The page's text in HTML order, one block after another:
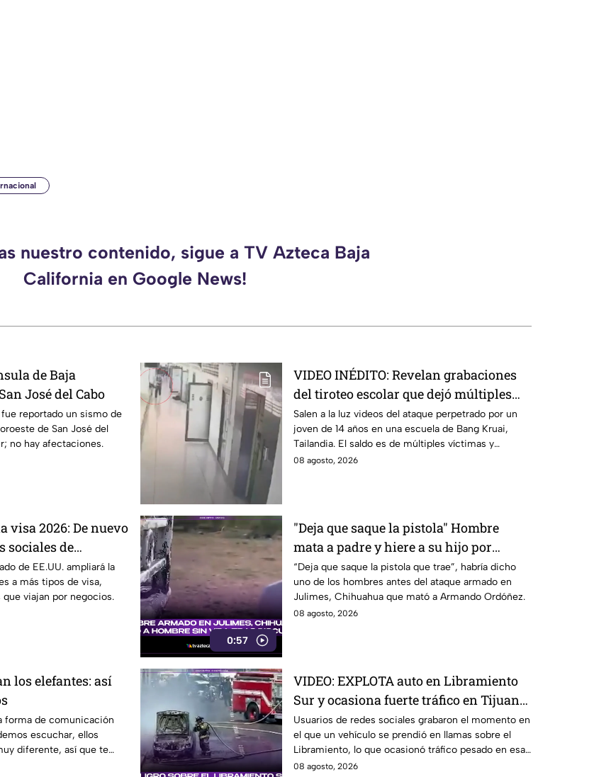
nuestro contenido, sigue a TV Azteca Baja
California en Google News!
de Baja
José del Cabo
reportado un sismo de
de San José del
no hay afectaciones.
VIDEO INÉDITO: Revelan grabaciones
del tiroteo escolar que dejó múltiples
víctimas
Salen a la luz videos del ataque perpetrado por un
joven de 14 años en una escuela de Bang Kruai,
Tailandia. El saldo es de múltiples víctimas y
heridos.
08 agosto, 2026
visa 2026: De nuevo
sociales de
a este país
de EE.UU. ampliará la
a más tipos de visa,
viajan por negocios.
0:57
"Deja que saque la pistola" Hombre
mata a padre y hiere a su hijo por
supuestamente invadir un camino
“Deja que saque la pistola que trae”, habría dicho
uno de los hombres antes del ataque armado en
Julimes, Chihuahua que mató a Armando Ordóñez.
08 agosto, 2026
los elefantes: así
forma de comunicación
escuchar, ellos
diferente, así que te
VIDEO: EXPLOTA auto en Libramiento
Sur y ocasiona fuerte tráfico en Tijuana
este sábado; cerca de 5 y 10
Usuarios de redes sociales grabaron el momento en
el que un vehículo se prendió en llamas sobre el
Libramiento, lo que ocasionó tráfico pesado en esa
parte de Tijuana.
08 agosto, 2026